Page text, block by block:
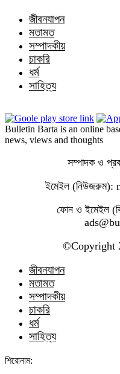
জীবনযাপন
মতামত
সম্পাদকীয়
চাকরি
ধর্ম
সাহিত্য
Bulletin Barta is an online
news, views and thoughts
সম্পাদক ও
ইমেইল (নিউজরুম):
ফোন ও ইমেইল
©️Copyright
জীবনযাপন
মতামত
সম্পাদকীয়
চাকরি
ধর্ম
সাহিত্য
শিরোনাম: